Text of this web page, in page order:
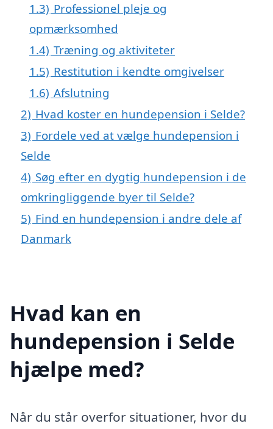
1.3) Professionel pleje og
opmærksomhed
1.4) Træning og aktiviteter
1.5) Restitution i kendte omgivelser
1.6) Afslutning
2) Hvad koster en hundepension i Selde?
3) Fordele ved at vælge hundepension i
Selde
4) Søg efter en dygtig hundepension i de
omkringliggende byer til Selde?
5) Find en hundepension i andre dele af
Danmark
Hvad kan en
hundepension i Selde
hjælpe med?
Når du står overfor situationer, hvor du